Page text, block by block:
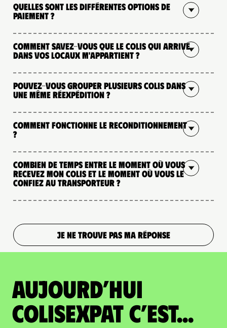
Quelles sont les différentes options de
paiement ?
Comment savez-vous que le colis qui arrive
dans vos locaux m'appartient ?
Pouvez-vous grouper plusieurs colis dans
une même réexpédition ?
Comment fonctionne le reconditionnement
?
Combien de temps entre le moment où vous
recevez mon colis et le moment où vous le
confiez au transporteur ?
JE NE TROUVE PAS MA RÉPONSE
Aujourd’hui
colisexpat c’est...